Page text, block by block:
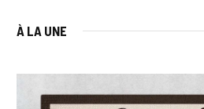
À LA UNE